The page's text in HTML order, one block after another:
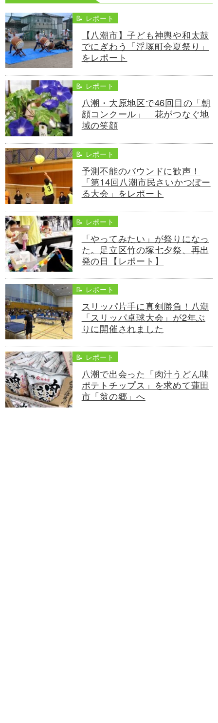
📝 レポート
【八潮市】子ども神輿や和太鼓
でにぎわう「浮塚町会夏祭り」
をレポート
📝 レポート
八潮・大原地区で46回目の「朝
顔コンクール」 花がつなぐ地
域の笑顔
📝 レポート
予測不能のバウンドに歓声！
「第14回八潮市民さいかつぼー
る大会」をレポート
📝 レポート
「やってみたい」が祭りになっ
た。足立区竹の塚七夕祭、再出
発の日【レポート】
📝 レポート
スリッパ片手に真剣勝負！八潮
「スリッパ卓球大会」が2年ぶ
りに開催されました
📝 レポート
八潮で出会った「肉汁うどん味
ポテトチップス」を求めて蓮田
市「翁の郷」へ